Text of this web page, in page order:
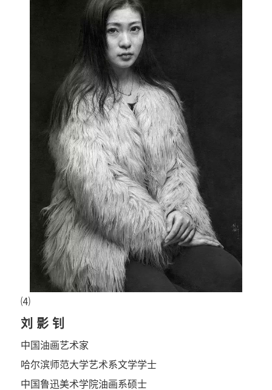
⑷
刘 影 钊
中国油画艺术家
哈尔滨师范大学艺术系文学学士
中国鲁迅美术学院油画系硕士